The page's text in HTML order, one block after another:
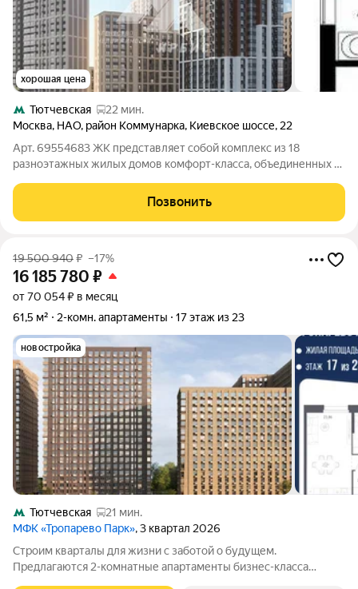
хорошая цена
Тютчевская
22 мин.
Москва, НАО, район Коммунарка, Киевское шоссе, 22
Арт. 69554683 ЖК представляет собой комплекс из 18
разноэтажных жилых домов комфорт-класса, объединенных в
инфраструктуры. Новостройка будет возводиться в несколько
очередей. ЖК смотрится на фоне
Позвонить
19 500 940₽ –17%
16 185 780 ₽
от 70 054 ₽ в месяц
61,5 м²
2-комн. апартаменты 17 этаж из 23
новостройка
Тютчевская
21 мин.
МФК «Тропарево Парк», 3 квартал 2026
Строим кварталы для жизни с заботой о будущем.
Предлагаются 2-комнатные апартаменты бизнес-класса